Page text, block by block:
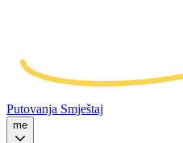
Putovanja Smještaj
me